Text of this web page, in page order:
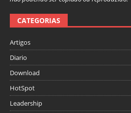
CATEGORIAS
Artigos
Diario
Download
HotSpot
Leadership